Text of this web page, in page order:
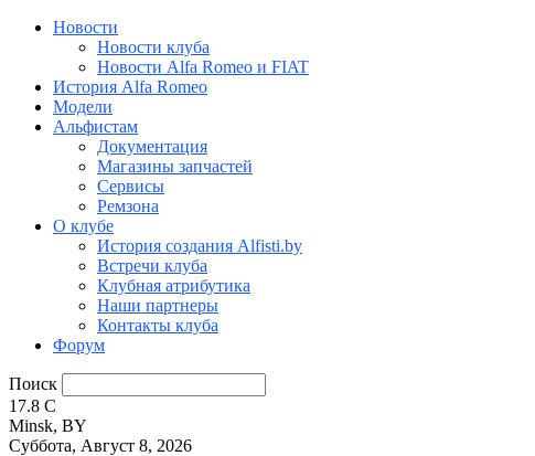
Новости
Новости клуба
Новости Alfa Romeo и FIAT
История Alfa Romeo
Модели
Альфистам
Документация
Магазины запчастей
Сервисы
Ремзона
О клубе
История создания Alfisti.by
Встречи клуба
Клубная атрибутика
Наши партнеры
Контакты клуба
Форум
Поиск
17.8 C
Minsk, BY
Суббота, Август 8, 2026